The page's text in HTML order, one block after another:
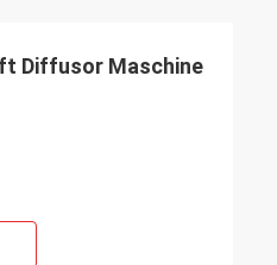
Diffusor Maschine